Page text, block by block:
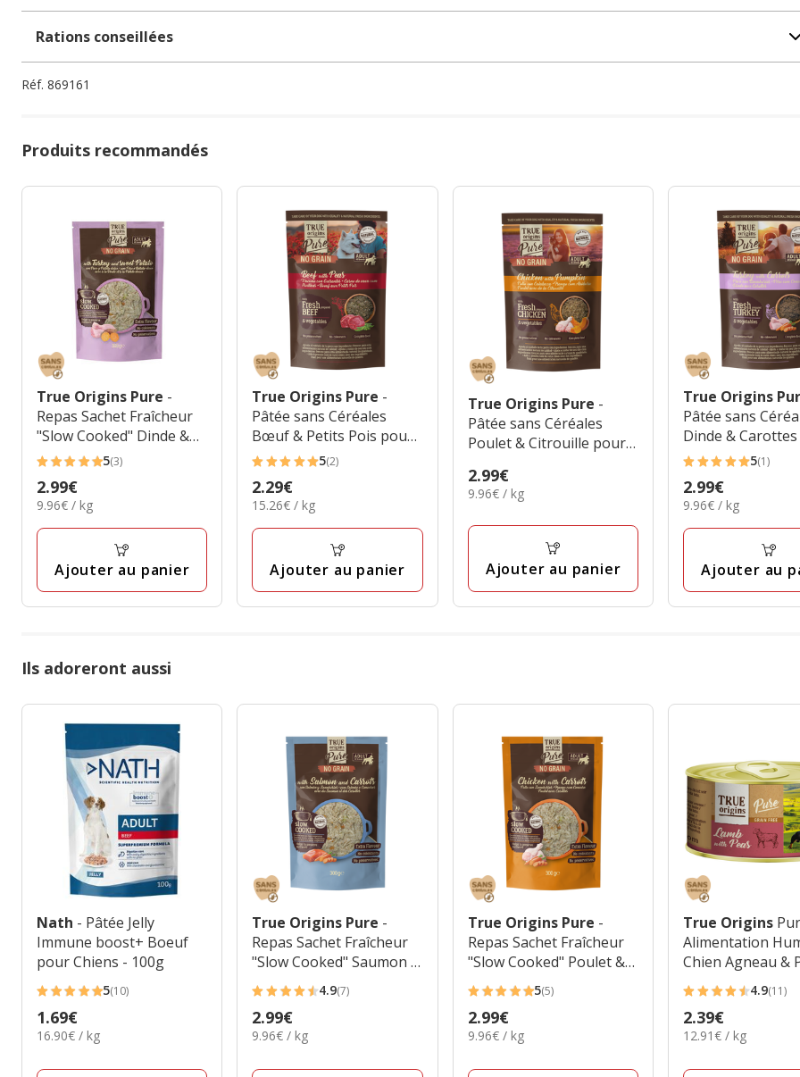
Rations conseillées
Réf. 869161
Produits recommandés
True Origins Pure -
Repas Sachet Fraîcheur
"Slow Cooked" Dinde &
Patate Douce pour
5
étoiles
avec
3
5(3)
Prix
2.99€
2.99€
9.96€
Kg
9.96€ / kg
Ajouter au panier
True Origins Pure -
Pâtée sans Céréales
Bœuf & Petits Pois pour
Chiens - 150g
5
étoiles
avec
2
5(2)
Prix
2.29€
2.29€
15.26€
Kg
15.26€ / kg
Ajouter au panier
True Origins Pure -
Pâtée sans Céréales
Poulet & Citrouille pour
Prix
2.99€
2.99€
9.96€
Kg
9.96€ / kg
Ajouter au panier
True Origins
Pâtée sans
Dinde &
Chiens - 300g
5
étoiles
avec
1
5(1)
Prix
2.99€
2.99€
9.96€
Kg
9.96€ / kg
Ajouter au
Ils adoreront aussi
Nath - Pâtée Jelly
Immune boost+ Boeuf
pour Chiens - 100g
5
étoiles
avec
10
5(10)
Prix
1.69€
1.69€
16.90€
Kg
16.90€ / kg
True Origins Pure -
Repas Sachet Fraîcheur
"Slow Cooked" Saumon &
Carottes pour Chiens
Adultes - 300g
4.9
étoiles
avec
7
4.9(7)
Prix
2.99€
2.99€
9.96€
Kg
9.96€ / kg
True Origins Pure -
Repas Sachet Fraîcheur
"Slow Cooked" Poulet &
Carottes pour Chiens
Adultes - 300g
5
étoiles
avec
5
5(5)
Prix
2.99€
2.99€
9.96€
Kg
9.96€ / kg
True Origins
Alimentation
Chien Agneau &
poids - 185g
4.9
étoiles
avec
11
4.9(11)
Prix
2.39€
2.39€
12.91€
Kg
12.91€ / kg